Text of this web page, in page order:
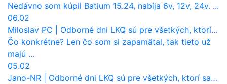
Nedávno som kúpil Batium 15.24, nabíja 6v, 12v, 24v. ...
06.02
Miloslav PC
Odborné dni LKQ sú pre všetkých, ktorí sa chcú dozvedieť niečo viac
Čo konkrétne? Len čo som si zapamätal, tak tieto už
majú ...
05.02
Jano-NR
Odborné dni LKQ sú pre všetkých, ktorí sa chcú dozvedieť niečo viac